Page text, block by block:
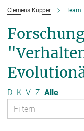
Clemens Küpper Team
D K V Z Alle